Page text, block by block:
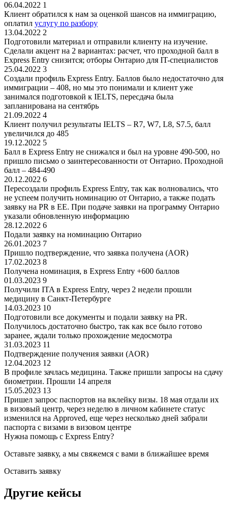
06.04.2022 1
Клиент обратился к нам за оценкой шансов на иммиграцию,
оплатил услугу по разбору
13.04.2022 2
Подготовили материал и отправили клиенту на изучение.
Сделали акцент на 2 вариантах: расчет, что проходной балл в
Express Entry снизится; отборы Онтарио для IT-специалистов
25.04.2022 3
Создали профиль Express Entry. Баллов было недостаточно для
иммиграции – 408, но мы это понимали и клиент уже
занимался подготовкой к IELTS, пересдача была
запланирована на сентябрь
21.09.2022 4
Клиент получил результаты IELTS – R7, W7, L8, S7.5, балл
увеличился до 485
19.12.2022 5
Балл в Express Entry не снижался и был на уровне 490-500, но
пришло письмо о заинтересованности от Онтарио. Проходной
балл – 484-490
20.12.2022 6
Пересоздали профиль Express Entry, так как волновались, что
не успеем получить номинацию от Онтарио, а также подать
заявку на PR в EE. При подаче заявки на программу Онтарио
указали обновленную информацию
28.12.2022 6
Подали заявку на номинацию Онтарио
26.01.2023 7
Пришло подтверждение, что заявка получена (AOR)
17.02.2023 8
Получена номинация, в Express Entry +600 баллов
01.03.2023 9
Получили ITA в Express Entry, через 2 недели прошли
медицину в Санкт-Петербурге
14.03.2023 10
Подготовили все документы и подали заявку на PR.
Получилось достаточно быстро, так как все было готово
заранее, ждали только прохождение медосмотра
31.03.2023 11
Подтверждение получения заявки (AOR)
12.04.2023 12
В профиле зачлась медицина. Также пришли запросы на сдачу
биометрии. Прошли 14 апреля
15.05.2023 13
Пришел запрос паспортов на вклейку визы. 18 мая отдали их
в визовый центр, через неделю в личном кабинете статус
изменился на Approved, еще через несколько дней забрали
паспорта с визами в визовом центре
Нужна помощь с Express Entry?
Оставьте заявку, а мы свяжемся с вами в ближайшее время
Оставить заявку
Другие кейсы